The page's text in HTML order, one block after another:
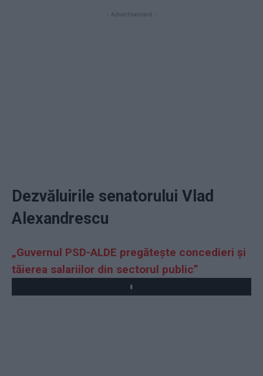
- Advertisement -
Dezvăluirile senatorului Vlad
Alexandrescu
„Guvernul PSD-ALDE pregătește concedieri și
tăierea salariilor din sectorul public”
Play